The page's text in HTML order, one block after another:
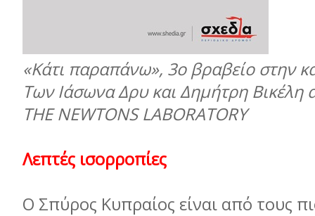
«Κάτι παραπάνω», 3ο βραβείο στην
Των Ιάσωνα Δρυ και Δημήτρη Βικέλη
THE NEWTONS LABORATORY
Λεπτές ισορροπίες
Ο Σπύρος Κυπραίος είναι από τους